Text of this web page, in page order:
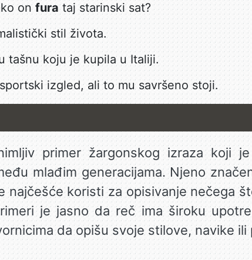
on furataj starinski sat?
stil života.
tašnu koju je kupila u Italiji.
izgled, ali to mu savršeno stoji.
primer žargonskog izraza koji
mlađim generacijama. Njeno
najčešće koristi za opisivanje nečega
je jasno da reč ima široku
da opišu svoje stilove, navike ili